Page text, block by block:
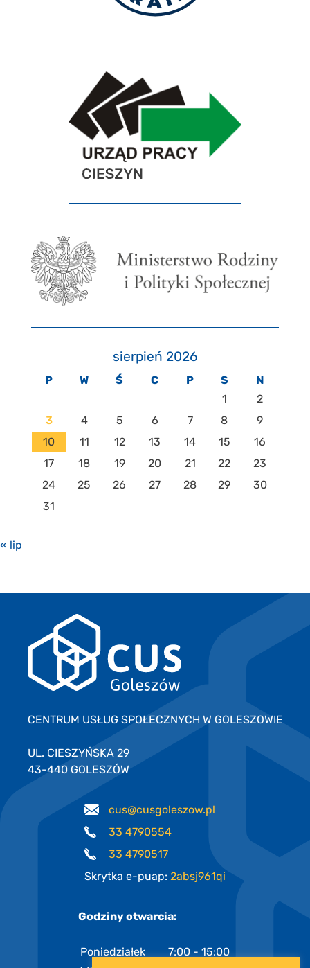
sierpień 2026
P W Ś C P S
N
1
2
3
4 5 6 7 8
9
10
11 12 13 14 15
16
17
18 19 20 21 22
23
24
25 26 27 28 29
30
31
« lip
CENTRUM USŁUG SPOŁECZNYCH W GOLESZOWIE
UL. CIESZYŃSKA 29
43-440 GOLESZÓW
cus@cusgoleszow.pl
33 4790554
33 4790517
Skrytka e-puap: 2absj961qi
Godziny otwarcia:
Poniedziałek
7:00 - 15:00